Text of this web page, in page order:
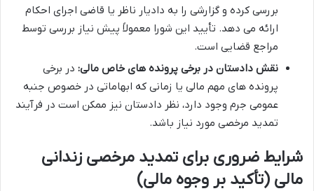
بررسی کرده و گزارشی را به دادیار ناظر یا قاضی اجرای احکام
ارائه می دهد. تأیید این شورا معمولاً پیش نیاز بررسی توسط
مراجع قضایی است.
نقش دادستان در برخی پرونده های خاص مالی: در برخی
پرونده های مهم مالی یا زمانی که ابهاماتی در خصوص جنبه
عمومی جرم وجود دارد، نظر دادستان نیز ممکن است در فرآیند
تمدید مرخصی مورد نیاز باشد.
شرایط ضروری برای تمدید مرخصی زندانی
مالی (تأکید بر وجوه مالی)